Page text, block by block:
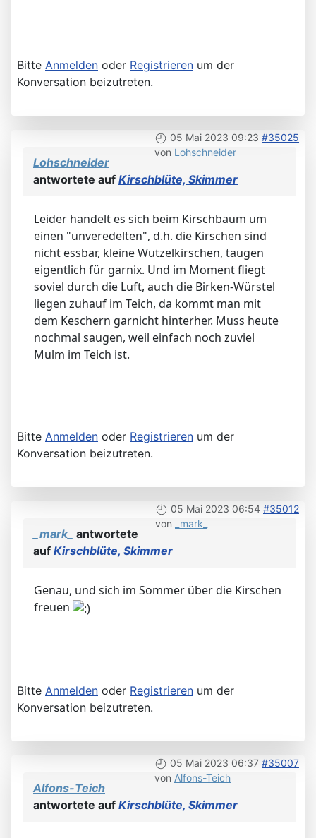
Bitte Anmelden oder Registrieren um der
Konversation beizutreten.
05 Mai 2023 09:23 #35025
von Lohschneider
Lohschneider
antwortete auf Kirschblüte, Skimmer
Leider handelt es sich beim Kirschbaum um
einen "unveredelten", d.h. die Kirschen sind
nicht essbar, kleine Wutzelkirschen, taugen
eigentlich für garnix. Und im Moment fliegt
soviel durch die Luft, auch die Birken-Würstel
liegen zuhauf im Teich, da kommt man mit
dem Keschern garnicht hinterher. Muss heute
nochmal saugen, weil einfach noch zuviel
Mulm im Teich ist.
Bitte Anmelden oder Registrieren um der
Konversation beizutreten.
05 Mai 2023 06:54 #35012
von
_mark_
_mark_ antwortete
auf Kirschblüte, Skimmer
Genau, und sich im Sommer über die Kirschen
freuen
Bitte Anmelden oder Registrieren um der
Konversation beizutreten.
05 Mai 2023 06:37 #35007
von Alfons-Teich
Alfons-Teich
antwortete auf Kirschblüte, Skimmer